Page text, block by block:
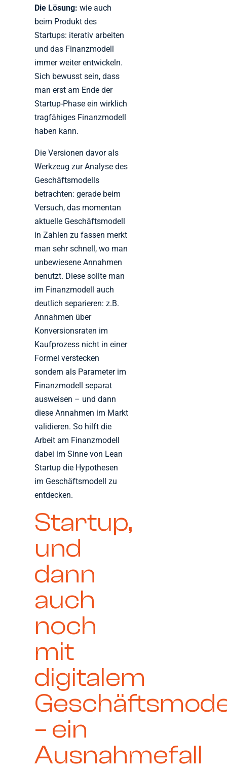
Die Lösung:wie auch
beim Produkt des
Startups: iterativ arbeiten
und das Finanzmodell
immer weiter entwickeln.
Sich bewusst sein, dass
man erst am Ende der
Startup-Phase ein wirklich
tragfähiges Finanzmodell
haben kann.
Die Versionen davor als
Werkzeug zur Analyse des
Geschäftsmodells
betrachten: gerade beim
Versuch, das momentan
aktuelle Geschäftsmodell
in Zahlen zu fassen merkt
man sehr schnell, wo man
unbewiesene Annahmen
benutzt. Diese sollte man
im Finanzmodell auch
deutlich separieren: z.B.
Annahmen über
Konversionsraten im
Kaufprozess nicht in einer
Formel verstecken
sondern als Parameter im
Finanzmodell separat
ausweisen – und dann
diese Annahmen im Markt
validieren. So hilft die
Arbeit am Finanzmodell
dabei im Sinne von Lean
Startup die Hypothesen
im Geschäftsmodell zu
entdecken.
Startup,
und
dann
auch
noch
mit
digitalem
– ein
Ausnahmefall